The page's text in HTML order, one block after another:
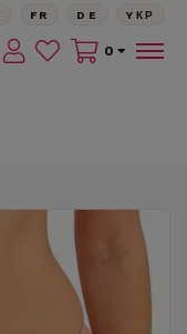
FR DE YКР
0